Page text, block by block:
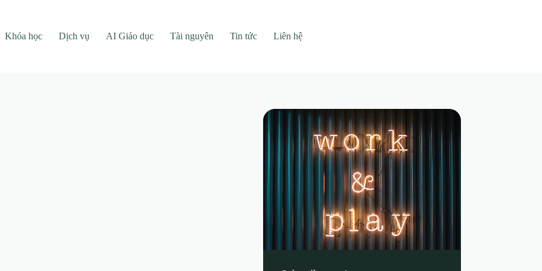
Khóa học Dịch vụ AI Giáo dục Tài nguyên Tin tức Liên hệ